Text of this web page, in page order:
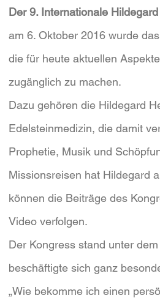
Der 9. Internationale
am 6. Oktober 2016 wurde
die für heute aktuellen
zugänglich zu machen.
Dazu gehören die Hildegard
Edelsteinmedizin, die damit
Prophetie, Musik und
Missionsreisen hat Hildegard
können die Beiträge des
Video verfolgen.
Der Kongress stand unter
beschäftigte sich ganz
„Wie bekomme ich einen